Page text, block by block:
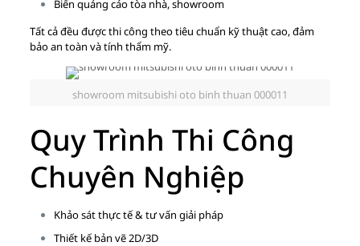
Biển quảng cáo tòa nhà, showroom
Tất cả đều được thi công theo tiêu chuẩn kỹ thuật cao, đảm
bảo an toàn và tính thẩm mỹ.
showroom mitsubishi oto binh thuan 000011
Quy Trình Thi Công
Chuyên Nghiệp
Khảo sát thực tế & tư vấn giải pháp
Thiết kế bản vẽ 2D/3D